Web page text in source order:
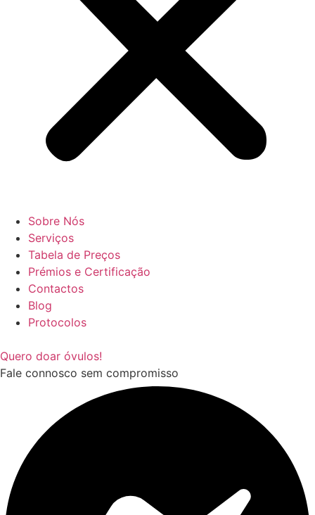
Sobre Nós
Serviços
Tabela de Preços
Prémios e Certificação
Contactos
Blog
Protocolos
Quero doar óvulos!
Fale connosco sem compromisso